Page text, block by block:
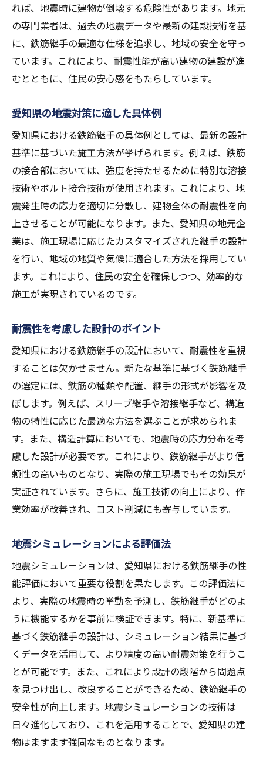
れば、地震時に建物が倒壊する危険性があります。地元
の専門業者は、過去の地震データや最新の建設技術を基
に、鉄筋継手の最適な仕様を追求し、地域の安全を守っ
ています。これにより、耐震性能が高い建物の建設が進
むとともに、住民の安心感をもたらしています。
愛知県の地震対策に適した具体例
愛知県における鉄筋継手の具体例としては、最新の設計
基準に基づいた施工方法が挙げられます。例えば、鉄筋
の接合部においては、強度を持たせるために特別な溶接
技術やボルト接合技術が使用されます。これにより、地
震発生時の応力を適切に分散し、建物全体の耐震性を向
上させることが可能になります。また、愛知県の地元企
業は、施工現場に応じたカスタマイズされた継手の設計
を行い、地域の地質や気候に適合した方法を採用してい
ます。これにより、住民の安全を確保しつつ、効率的な
施工が実現されているのです。
耐震性を考慮した設計のポイント
愛知県における鉄筋継手の設計において、耐震性を重視
することは欠かせません。新たな基準に基づく鉄筋継手
の選定には、鉄筋の種類や配置、継手の形式が影響を及
ぼします。例えば、スリーブ継手や溶接継手など、構造
物の特性に応じた最適な方法を選ぶことが求められま
す。また、構造計算においても、地震時の応力分布を考
慮した設計が必要です。これにより、鉄筋継手がより信
頼性の高いものとなり、実際の施工現場でもその効果が
実証されています。さらに、施工技術の向上により、作
業効率が改善され、コスト削減にも寄与しています。
地震シミュレーションによる評価法
地震シミュレーションは、愛知県における鉄筋継手の性
能評価において重要な役割を果たします。この評価法に
より、実際の地震時の挙動を予測し、鉄筋継手がどのよ
うに機能するかを事前に検証できます。特に、新基準に
基づく鉄筋継手の設計は、シミュレーション結果に基づ
くデータを活用して、より精度の高い耐震対策を行うこ
とが可能です。また、これにより設計の段階から問題点
を見つけ出し、改良することができるため、鉄筋継手の
安全性が向上します。地震シミュレーションの技術は
日々進化しており、これを活用することで、愛知県の建
物はますます強固なものとなります。